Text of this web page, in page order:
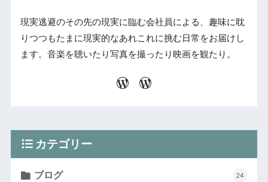
現実逃避のその先の現実に臨む会社員による、趣味に耽
りつつもたまに現実的なあれこれに挑む日常をお届けし
ます。音楽を聴いたり写真を撮ったり映画を観たり。
カテゴリー
ブログ 24